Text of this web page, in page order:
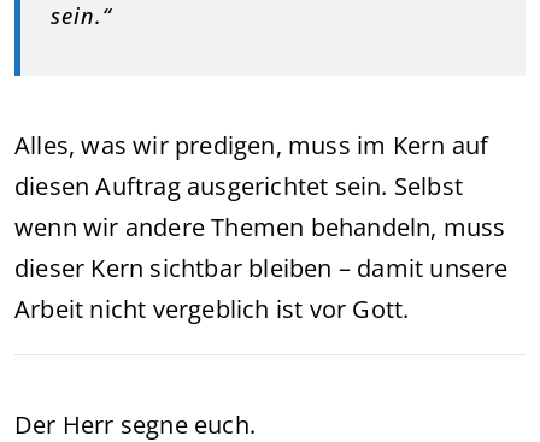
sein.“
Alles, was wir predigen, muss im Kern auf
diesen Auftrag ausgerichtet sein. Selbst
wenn wir andere Themen behandeln, muss
dieser Kern sichtbar bleiben – damit unsere
Arbeit nicht vergeblich ist vor Gott.
Der Herr segne euch.